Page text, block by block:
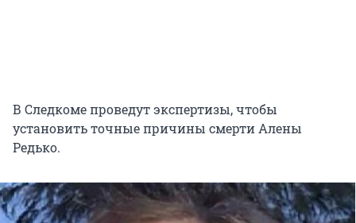
В Следкоме проведут экспертизы, чтобы
установить точные причины смерти Алены
Редько.